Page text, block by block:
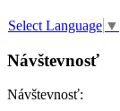
Select Language ▼
Návštevnosť
Návštevnosť: